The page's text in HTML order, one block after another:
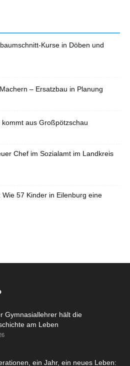
Kurse in Döben und
– Ersatzbau in Planung
aus Großpötzschau
Chef im Sozialamt im Landkreis
57 Kinder in Eilenburg eine
Gymnasiallehrer hält die
am Leben
ein Jahr, ein neues Leben: